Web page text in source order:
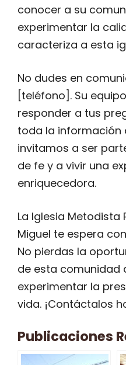
conocer a su
experimentar la
caracteriza a esta
No dudes en
[teléfono]. Su
responder a tus
toda la información
invitamos a ser
de fe y a vivir una
enriquecedora.
La Iglesia Metodista
Miguel te espera
No pierdas la
de esta comunidad
experimentar la
vida. ¡Contáctalos
Publicaciones